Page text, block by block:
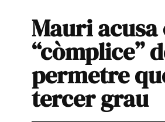
Mauri acusa
“còmplice”
permetre
tercer grau